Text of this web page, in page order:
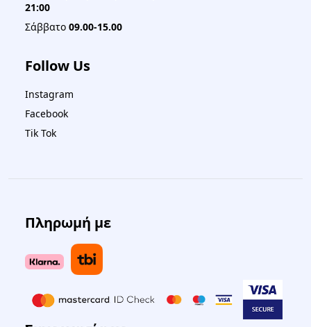
21:00
Σάββατο 09.00-15.00
Follow Us
Instagram
Facebook
Tik Tok
Πληρωμή με